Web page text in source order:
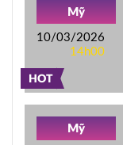
HOT
Mỹ
10/03/2026
14h00
Mỹ